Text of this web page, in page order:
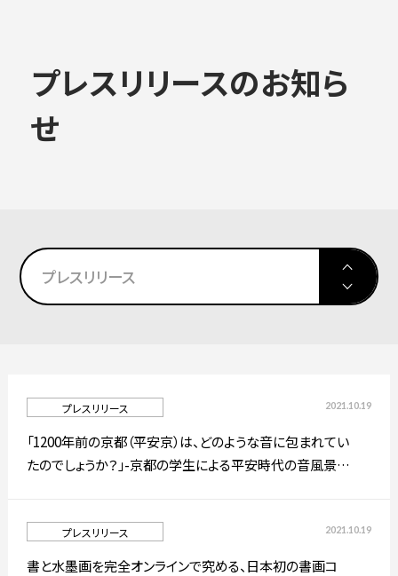
高校生・受験生の方 在学生の方
学部学科
教育・社会連携
入試情報
プレスリリースのお知ら
せ
プレスリリース
ALL
入試情報
通信制大学院
プレスリリース
2021.10.19
プレスリリース
「1200年前の京都（平安京）は、どのような音に包まれてい
たのでしょうか？」-京都の学生による平安時代の音風景探
2021.10.19
プレスリリース
書と水墨画を完全オンラインで究める、日本初の書画コ